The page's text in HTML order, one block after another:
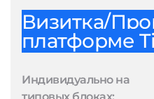
Визитка/
платформе
Индивидуально на